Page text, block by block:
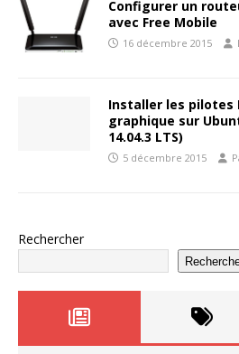
Configurer un
avec Free Mobile
16 décembre 2015
Installer les pilotes
graphique sur
14.04.3 LTS)
5 décembre 2015
Rechercher